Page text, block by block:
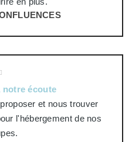
notre écoute
et nous trouver
l'hébergement de nos